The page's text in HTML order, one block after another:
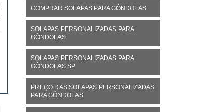
COMPRAR SOLAPAS PARA GÔNDOLAS
SOLAPAS PERSONALIZADAS PARA
GÔNDOLAS
SOLAPAS PERSONALIZADAS PARA
GÔNDOLAS SP
PREÇO DAS SOLAPAS PERSONALIZADAS
PARA GÔNDOLAS